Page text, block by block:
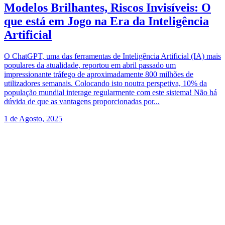
Modelos Brilhantes, Riscos Invisíveis: O
que está em Jogo na Era da Inteligência
Artificial
O ChatGPT, uma das ferramentas de Inteligência Artificial (IA) mais
populares da atualidade, reportou em abril passado um
impressionante tráfego de aproximadamente 800 milhões de
utilizadores semanais. Colocando isto noutra perspetiva, 10% da
população mundial interage regularmente com este sistema! Não há
dúvida de que as vantagens proporcionadas por...
1 de Agosto, 2025